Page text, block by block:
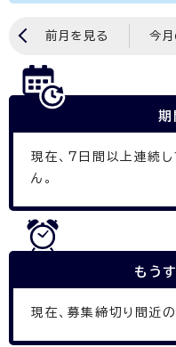
前月を見る 今月
期
現在、 7 日間以上連続し
ん。
もう
現在、募集締切り間近の